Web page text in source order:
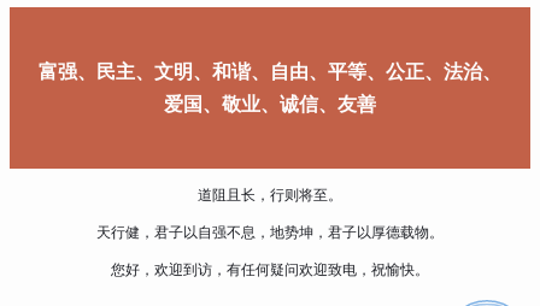
富强、民主、文明、和谐、自由、平等、公正、法治、
爱国、敬业、诚信、友善
道阻且长，行则将至。
天行健，君子以自强不息，地势坤，君子以厚德载物。
您好，欢迎到访，有任何疑问欢迎致电，祝愉快。